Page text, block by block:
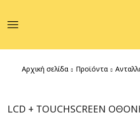
Αρχική σελίδα Προϊόντα
LCD + TOUCHSCREEN